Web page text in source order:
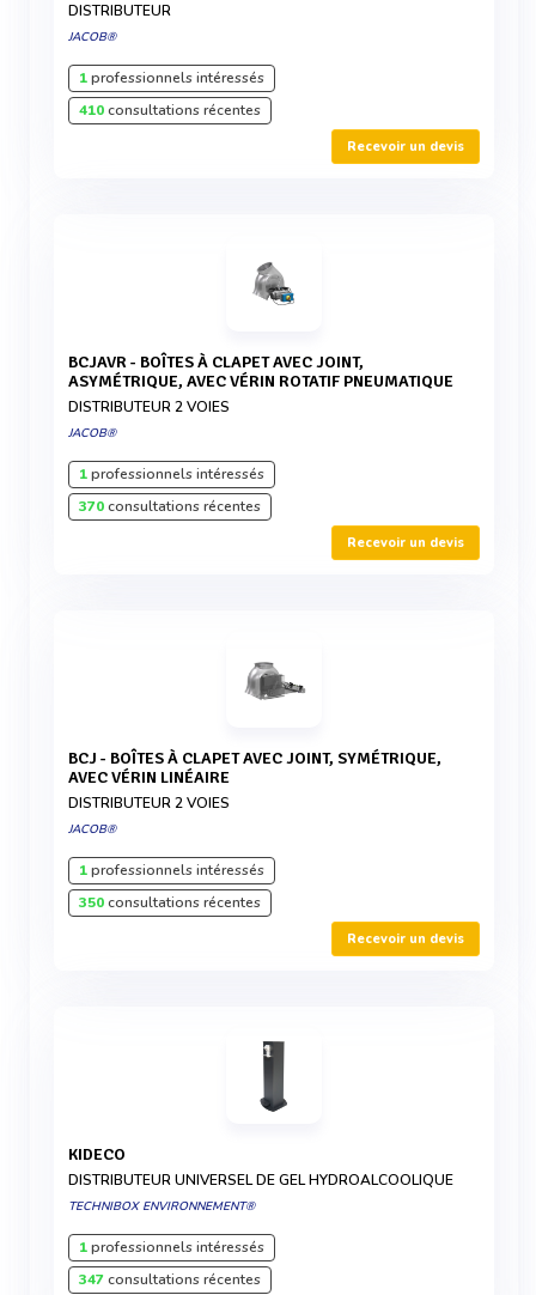
DISTRIBUTEUR
JACOB®
1professionnels intéressés
410consultations récentes
Recevoir un devis
BCJAVR - BOÎTES À CLAPET AVEC JOINT,
ASYMÉTRIQUE, AVEC VÉRIN ROTATIF PNEUMATIQUE
DISTRIBUTEUR 2 VOIES
JACOB®
1professionnels intéressés
370consultations récentes
Recevoir un devis
BCJ - BOÎTES À CLAPET AVEC JOINT, SYMÉTRIQUE,
AVEC VÉRIN LINÉAIRE
DISTRIBUTEUR 2 VOIES
JACOB®
1professionnels intéressés
350consultations récentes
Recevoir un devis
KIDECO
DISTRIBUTEUR UNIVERSEL DE GEL HYDROALCOOLIQUE
TECHNIBOX ENVIRONNEMENT®
1professionnels intéressés
347consultations récentes